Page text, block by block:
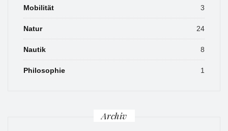
Mobilität 3
Natur 24
Nautik 8
Philosophie 1
Archiv